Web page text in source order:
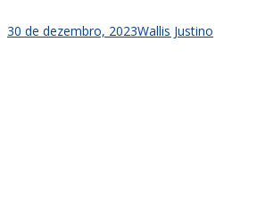
30 de dezembro, 2023Wallis Justino